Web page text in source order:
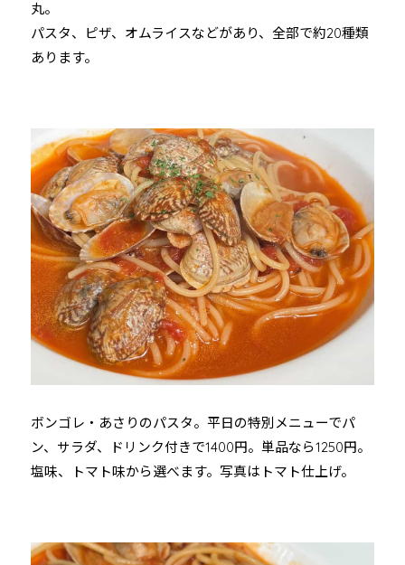
丸。
パスタ、ピザ、オムライスなどがあり、全部で約20種類
あります。
ボンゴレ・あさりのパスタ。平日の特別メニューでパ
ン、サラダ、ドリンク付きで1400円。単品なら1250円。
塩味、トマト味から選べます。写真はトマト仕上げ。